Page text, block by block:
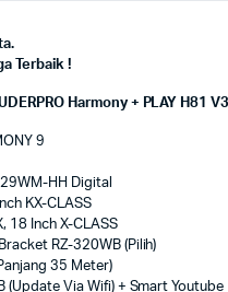
Terbaik !
Harmony + PLAY H81
9
HH Digital
KX-CLASS
18 Inch X-CLASS
RZ-320WB (Pilih)
35 Meter)
(Update Via Wifi) + Smart Youtube